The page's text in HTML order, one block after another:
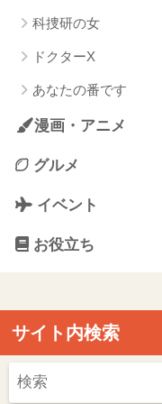
科捜研の女
ドクターX
あなたの番です
漫画・アニメ
グルメ
イベント
お役立ち
サイト内検索